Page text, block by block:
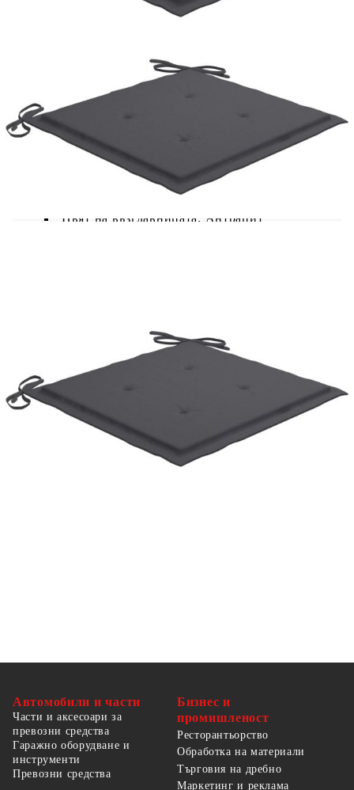
на открито в градината или вътрешния двор.
почиства лесно с влажна кърпа. Трапезният
стол е сгъваем, за да пести място за съхранение,
когато не се използва. Нещо повече,
включените възглавници осигуряват
допълнителен комфорт, докато се излежавате.
Изработени са от 100% полиестер, което ги
прави и достатъчно издръжливи, за да се
ползват на открито. Всяка възглавница е
снабдена с два комплекта връзки, които да я
фиксират плътно върху стола.
Цвят на възглавницата: Антрацит
Размери на възглавницата: 40 x 40 x 4 см
(Д х Ш x Деб)
Всяка възглавница разполага с 2 комплекта
въжета
Необходим е монтаж
Доставката съдържа:
Автомобили и части
Части и аксесоари за
превозни средства
Гаражно оборудване и
инструменти
Превозни средства
Бизнес и
промишленост
Ресторантьорство
Обработка на материали
Търговия на дребно
Маркетинг и реклама